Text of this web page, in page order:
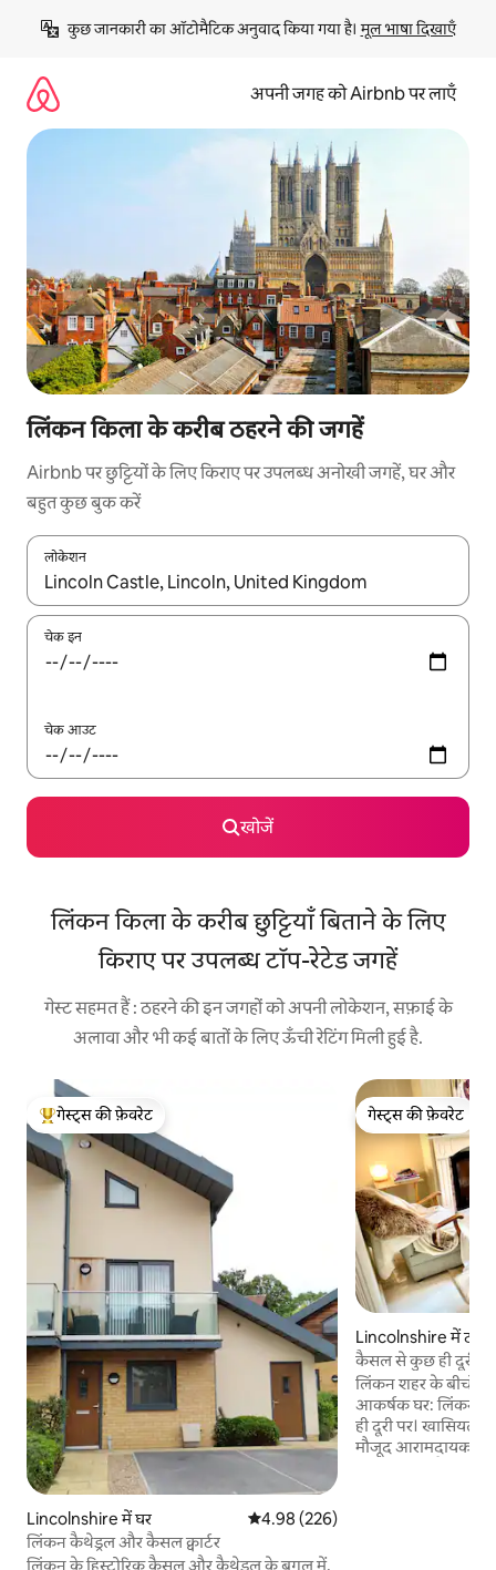
छोड़कर
कॉन्टेंट
कुछ जानकारी का ऑटोमैटिक अनुवाद किया गया है। मूल भाषा दिखाएँ
अपनी जगह को Airbnb पर लाएँ
लिंकन किला के करीब ठहरने की जगहें
Airbnb पर छुट्टियों के लिए किराए पर उपलब्ध अनोखी जगहें, घर और
बहुत कुछ बुक करें
लोकेशन
नतीजों के उपलब्ध होने पर, अप और डाउन 'ऐरो की' का इस्तेमाल करके नेविगेट
चेक इन
चेक आउट
खोजें
लिंकन किला के करीब छुट्टियाँ बिताने के लिए
किराए पर उपलब्ध टॉप-रेटेड जगहें
गेस्ट सहमत हैं : ठहरने की इन जगहों को अपनी लोकेशन, सफ़ाई के
अलावा और भी कई बातों के लिए ऊँची रेटिंग मिली हुई है.
गेस्ट्स का टॉप फ़ेवरेट
गेस्ट्स की फ़ेवरेट
Lincolnshire में घर औसत रेटिंग 5 में से 4.98, 226 समीक्षाएँ
4.98 (226)
लिंकन कैथेड्रल और कैसल क्वार्टर
लिंकन के हिस्टोरिक कैसल और कैथेड्रल के बगल में,
गेस्ट्स की फ़ेवरेट
गेस्ट्स की फ़ेवरेट
Lincolnshire में
कैसल से कुछ ही दूरी
लिए 3 मंज़िला
लिंकन शहर के बीचों-
आकर्षक घर: लिंकन
ही दूरी पर। खासियतों
मौजूद आरामदायक और